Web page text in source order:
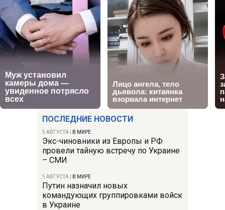
ПОСЛЕДНИЕ НОВОСТИ
5 АВГУСТА В МИРЕ
Экс-чиновники из Европы и РФ
провели тайную встречу по Украине
– СМИ
5 АВГУСТА В МИРЕ
Путин назначил новых
командующих группировками войск
в Украине